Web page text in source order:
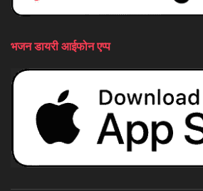
भजन डायरी आईफोन एप्प